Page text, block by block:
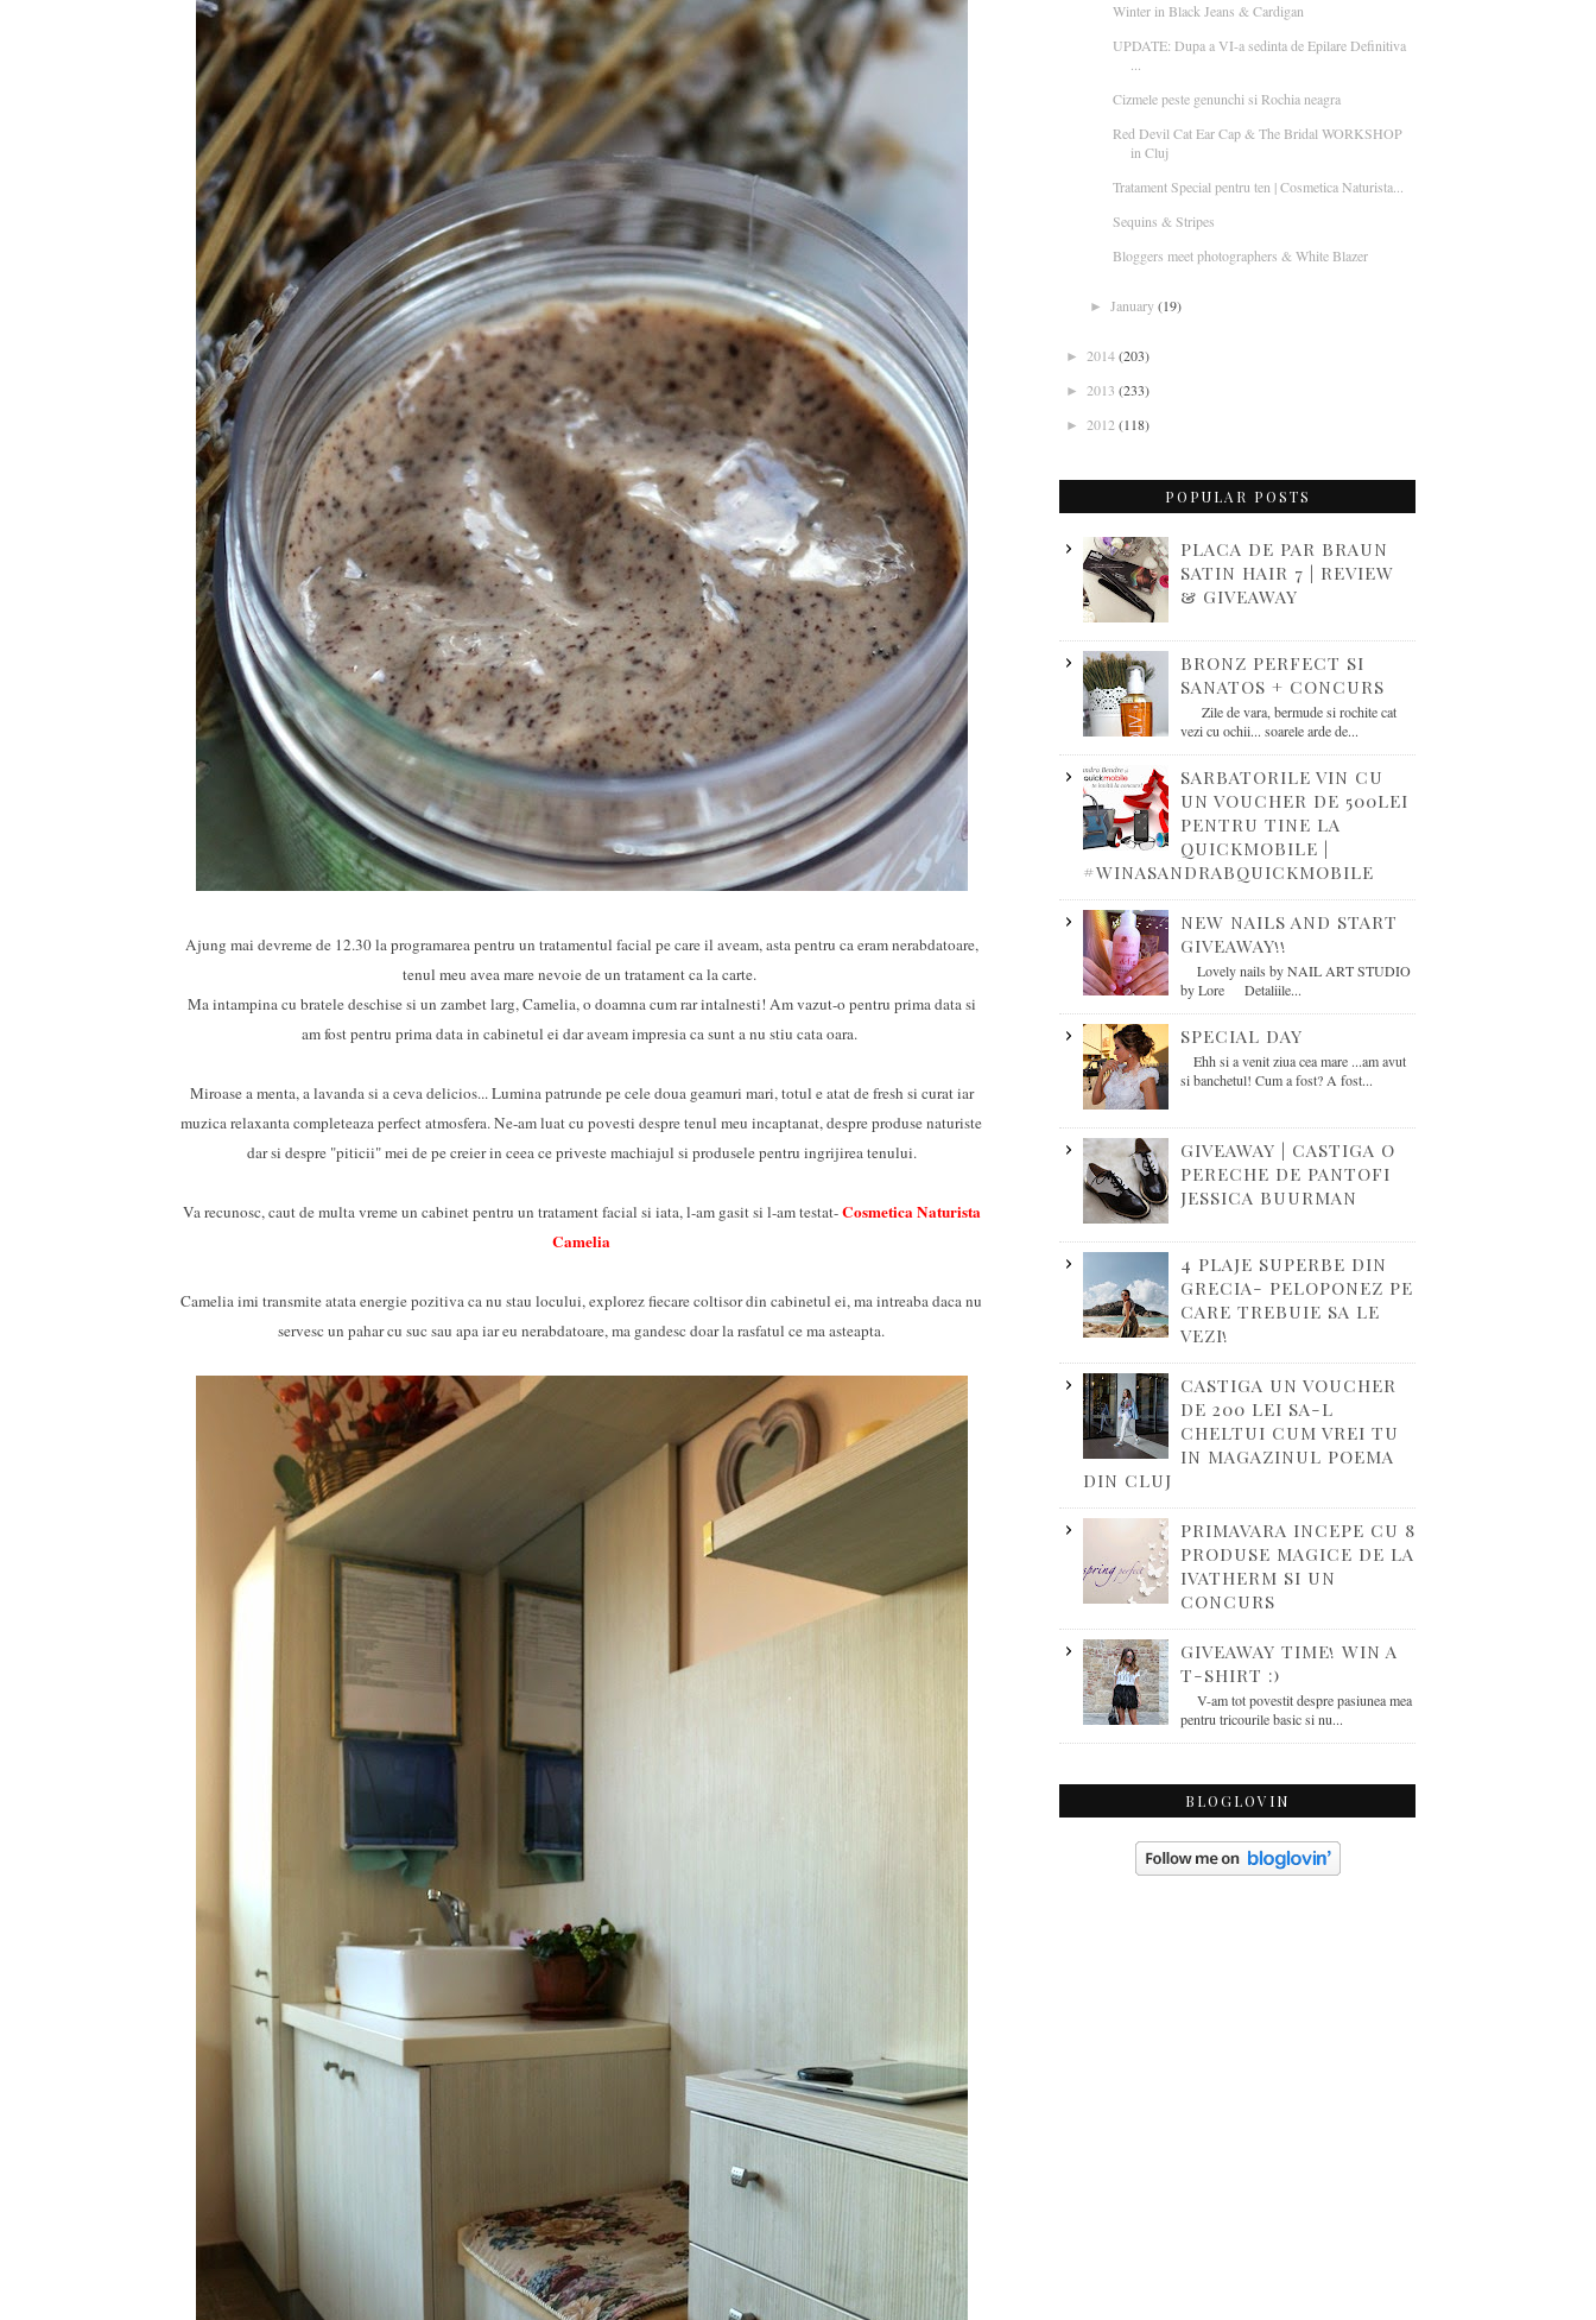
Ajung mai devreme de 12.30 la programarea pentru un tratamentul facial pe care il aveam, asta pentru ca eram nerabdatoare,
tenul meu avea mare nevoie de un tratament ca la carte.
Ma intampina cu bratele deschise si un zambet larg, Camelia, o doamna cum rar intalnesti! Am vazut-o pentru prima data si
am fost pentru prima data in cabinetul ei dar aveam impresia ca sunt a nu stiu cata oara.
Miroase a menta, a lavanda si a ceva delicios... Lumina patrunde pe cele doua geamuri mari, totul e atat de fresh si curat iar
muzica relaxanta completeaza perfect atmosfera. Ne-am luat cu povesti despre tenul meu incaptanat, despre produse naturiste
dar si despre "piticii" mei de pe creier in ceea ce priveste machiajul si produsele pentru ingrijirea tenului.
Va recunosc, caut de multa vreme un cabinet pentru un tratament facial si iata, l-am gasit si l-am testat-Cosmetica Naturista
Camelia
Camelia imi transmite atata energie pozitiva ca nu stau locului, explorez fiecare coltisor din cabinetul ei, ma intreaba daca nu
servesc un pahar cu suc sau apa iar eu nerabdatoare, ma gandesc doar la rasfatul ce ma asteapta.
Winter in Black Jeans & Cardigan
UPDATE: Dupa a VI-a sedinta de Epilare Definitiva
Cizmele peste genunchi si Rochia neagra
Red Devil Cat Ear Cap & The Bridal WORKSHOP
in Cluj
Tratament Special pentru ten | Cosmetica Naturista...
Sequins & Stripes
Bloggers meet photographers & White Blazer
► January(19)
► 2014(203)
► 2013 (233)
► 2012 (118)
POPULAR POSTS
PLACA DE PAR BRAUN
SATIN HAIR 7 | REVIEW
& GIVEAWAY
BRONZ PERFECT SI
SANATOS + CONCURS
Zile de vara, bermude si rochite cat
vezi cu ochii... soarele arde de...
SARBATORILE VIN CU
UN VOUCHER DE 500LEI
PENTRU TINE LA
QUICKMOBILE |
#WINASANDRABQUICKMOBILE
NEW NAILS AND START
GIVEAWAY!!
Lovely nails by NAIL ART STUDIO
by Lore Detaliile...
SPECIAL DAY
Ehh si a venit ziua cea mare ...am avut
si banchetul! Cum a fost? A fost...
GIVEAWAY | CASTIGA O
PERECHE DE PANTOFI
JESSICA BUURMAN
4 PLAJE SUPERBE DIN
GRECIA- PELOPONEZ PE
CARE TREBUIE SA LE
VEZI!
CASTIGA UN VOUCHER
DE 200 LEI SA-L
CHELTUI CUM VREI TU
IN MAGAZINUL POEMA
DIN CLUJ
PRIMAVARA INCEPE CU 8
PRODUSE MAGICE DE LA
IVATHERM SI UN
CONCURS
GIVEAWAY TIME! WIN A
T-SHIRT :)
V-am tot povestit despre pasiunea mea
pentru tricourile basic si nu...
BLOGLOVIN